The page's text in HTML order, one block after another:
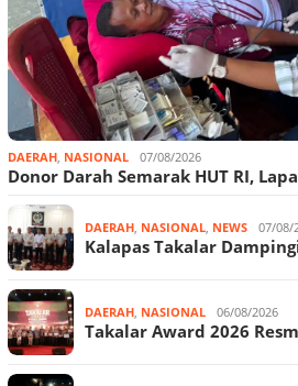
DAERAH NASIONAL 07/08/2026
Donor Darah Semarak HUT RI,
DAERAH NASIONAL NEWS 07/08/
Kalapas Takalar
DAERAH NASIONAL 06/08/2026
Takalar Award 2026